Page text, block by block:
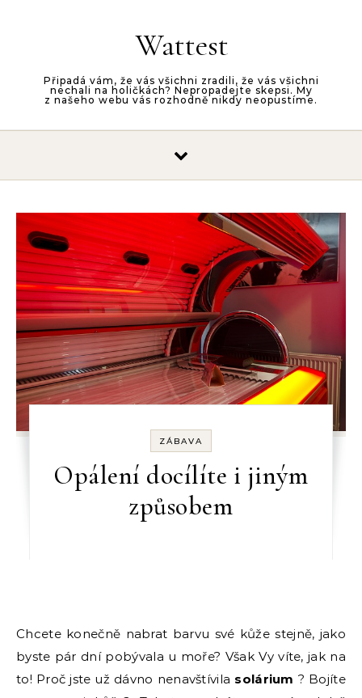
Wattest
Připadá vám, že vás všichni zradili, že vás všichni
nechali na holičkách? Nepropadejte skepsi. My
z našeho webu vás rozhodně nikdy neopustíme.
ZÁBAVA
Opálení docílíte i jiným
způsobem
Chcete konečně nabrat barvu své kůže stejně, jako
byste pár dní pobývala u moře? Však Vy víte, jak na
to! Proč jste už dávno nenavštívila solárium ? Bojíte